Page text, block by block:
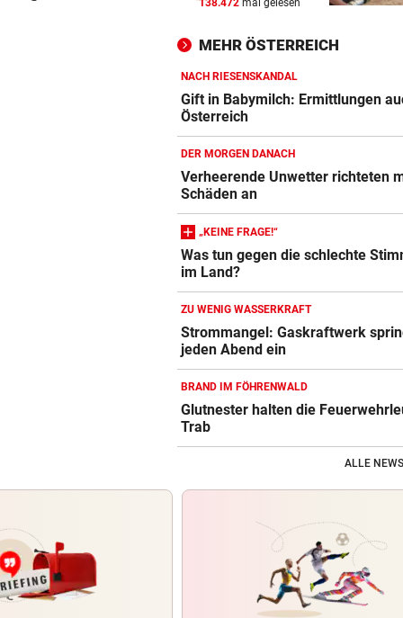
SIMPLE TAKTIK vor
Hacker greifen Wall Street
Telefon-Trick an
VOR DUELL GEGEN STURM vor
Warum Hartberg schon im
„scharf“ wird
AM WEG ZU OLYMPIA vor
„Ich war unsicher, ob ich
springen kann“
138.472 mal gelesen
MEHR ÖSTERREICH
NACH RIESENSKANDAL
Gift in Babymilch: Ermittlungen
Österreich
DER MORGEN DANACH
Verheerende Unwetter richteten
Schäden an
„KEINE FRAGE!“
Was tun gegen die schlechte
im Land?
ZU WENIG WASSERKRAFT
Strommangel: Gaskraftwerk
jeden Abend ein
BRAND IM FÖHRENWALD
Glutnester halten die
Trab
ALLE